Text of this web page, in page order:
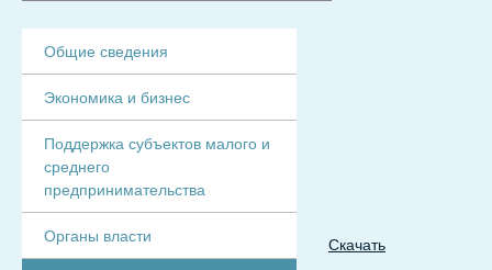
Скачать
Общие сведения
Экономика и бизнес
Поддержка субъектов малого и
среднего
предпринимательства
Органы власти